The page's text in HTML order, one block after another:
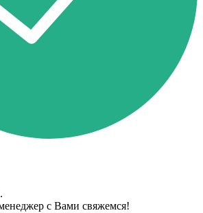
с Вами свяжемся!